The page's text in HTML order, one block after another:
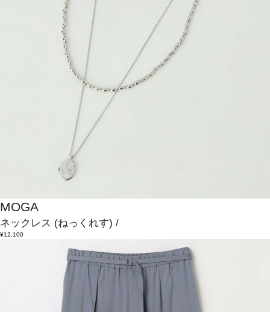
MOGA
ネックレス (ねっくれす) /
¥12,100